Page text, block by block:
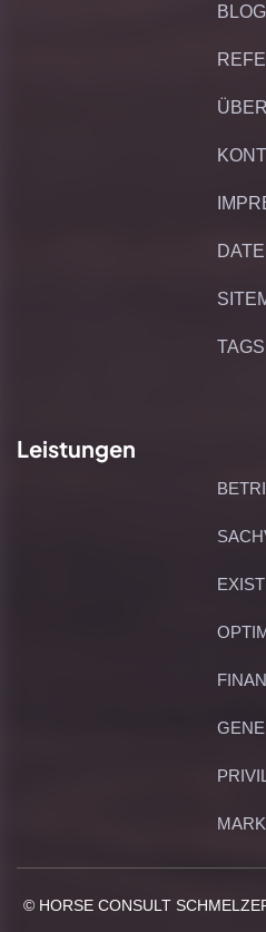
BLOG
TAGS
Leistungen
© HORSE CONSULT